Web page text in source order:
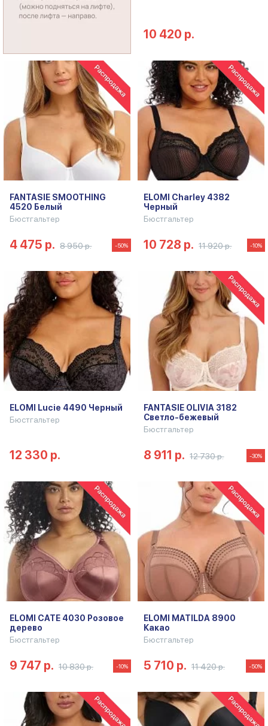
10 420 р.
FANTASIE SMOOTHING
4520 Белый
Бюстгальтер
4 475 р. 8 950 р. -50%
ELOMI Charley 4382
Черный
Бюстгальтер
10 728 р. 11 920 р. -10%
ELOMI Lucie 4490 Черный
Бюстгальтер
12 330 р.
FANTASIE OLIVIA 3182
Светло-бежевый
Бюстгальтер
8 911 р. 12 730 р. -30%
ELOMI CATE 4030 Розовое
дерево
Бюстгальтер
9 747 р. 10 830 р. -10%
ELOMI MATILDA 8900
Какао
Бюстгальтер
5 710 р. 11 420 р. -50%